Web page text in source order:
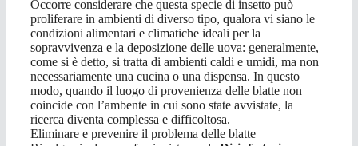
Occorre considerare che questa specie di insetto può
proliferare in ambienti di diverso tipo, qualora vi siano le
condizioni alimentari e climatiche ideali per la
sopravvivenza e la deposizione delle uova: generalmente,
come si è detto, si tratta di ambienti caldi e umidi, ma non
necessariamente una cucina o una dispensa. In questo
modo, quando il luogo di provenienza delle blatte non
coincide con l’ambente in cui sono state avvistate, la
ricerca diventa complessa e difficoltosa.
Eliminare e prevenire il problema delle blatte